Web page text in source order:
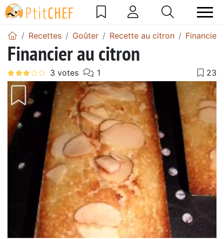
Recettes Goûter Recette au citron Financier
Financier au citron